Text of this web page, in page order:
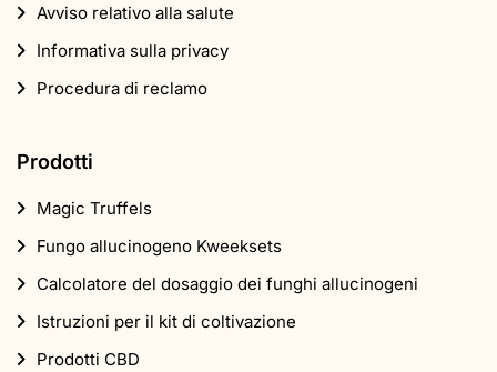
Avviso relativo alla salute
Informativa sulla privacy
Procedura di reclamo
Prodotti
Magic Truffels
Fungo allucinogeno Kweeksets
Calcolatore del dosaggio dei funghi allucinogeni
Istruzioni per il kit di coltivazione
Prodotti CBD